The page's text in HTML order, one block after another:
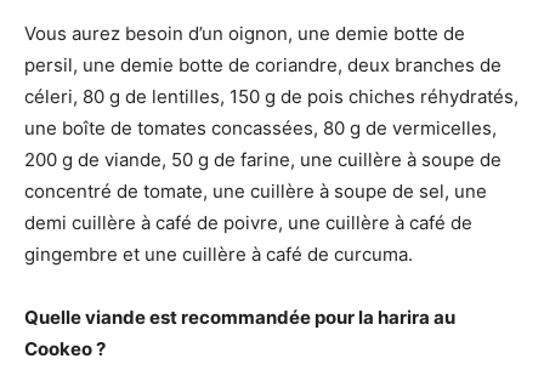
Vous aurez besoin d’un oignon, une demie botte de
persil, une demie botte de coriandre, deux branches de
céleri, 80 g de lentilles, 150 g de pois chiches réhydratés,
une boîte de tomates concassées, 80 g de vermicelles,
200 g de viande, 50 g de farine, une cuillère à soupe de
concentré de tomate, une cuillère à soupe de sel, une
demi cuillère à café de poivre, une cuillère à café de
gingembre et une cuillère à café de curcuma.
Quelle viande est recommandée pour la harira au
Cookeo ?